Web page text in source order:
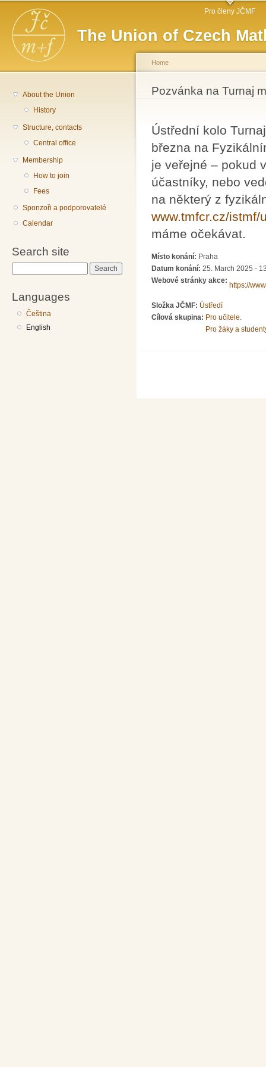
The Union of Czech
Main menu Pro členy JČMF
About the Union
History
Structure, contacts
Central office
Membership
How to join
Fees
Sponzoři a podporovatelé
Calendar
Search site
Languages
Čeština
English
You are here
Home
Pozvánka na Turnaj
Ústřední kolo
března na
je veřejné – pokud
účastníky, nebo
na některý z
www.tmfcr.cz/istmf/
máme očekávat.
Místo konání: Praha
Datum konání: 25. March 2025 -
Webové stránky akce:
https://
Složka JČMF: Ústředí
Cílová skupina: Pro učitele.
Pro žáky a